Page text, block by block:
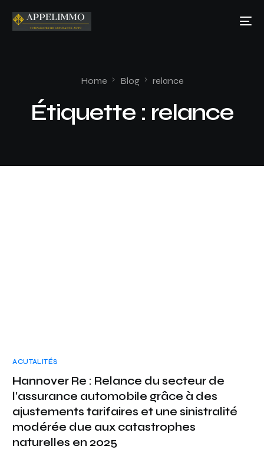
Home Blog relance
Étiquette : relance
ACUTALITÉS
Hannover Re : Relance du secteur de
l’assurance automobile grâce à des
ajustements tarifaires et une sinistralité
modérée due aux catastrophes
naturelles en 2025